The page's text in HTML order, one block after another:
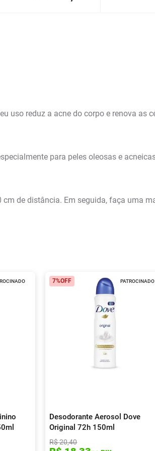
uso reduz a acne do corpo e renova as
para peles oleosas e
de distância. Em seguida, faça uma
PATROCINADO
7%OFF
Desodorante Aerosol Dove
Original 72h 150ml
R$20,40